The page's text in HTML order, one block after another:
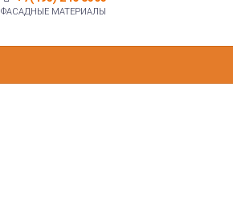
ФАСАДНЫЕ МАТЕРИАЛЫ